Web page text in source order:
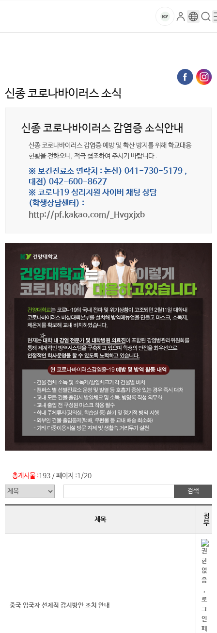
건
학
교
마
로
그
구
글
검
색
뉴
경
신종 코로나바이러스 소식
신종 코로나바이러스 감염증 소식안내
신종 코로나바이러스 감염증 예방 및 확산 방지를 위해 학교대응
현황을 전하오니, 적극 협조하여 주시기 바랍니다 .
※ 보건진료소 연락처 : 논산) 041-730-5179 ,
대전) 042-600-8627
※ 코로나19 심리지원 사이버 채팅 상담
(학생상담센터) :
http://pf.kakao.com/_Hvgxjxb
총게시물 :193 /페이지 :1/20
제목
첨
부
중국 입국자 선제적 감시방안 조치 안내